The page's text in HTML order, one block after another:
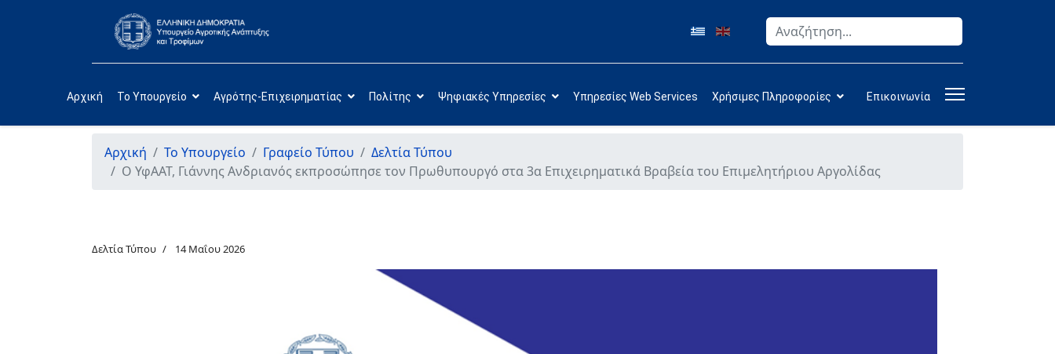
Αναζήτηση
Αρχική Το Υπουργείο Αγρότης-Επιχειρηματίας Πολίτης Ψηφιακές Υπηρεσίες Υπηρεσίες Web Services Χρήσιμες Πληροφορίες Επικοινωνία
Αρχική Το Υπουργείο Γραφείο Τύπου
Δελτία Τύπου
Ο ΥφΑΑΤ, Γιάννης Ανδριανός εκπροσώπησε τον Πρωθυπουργό στα 3α Επιχειρηματικά Βραβεία του Επιμελητήριου Αργολίδας
Δελτία Τύπου 14 Μαΐου 2026